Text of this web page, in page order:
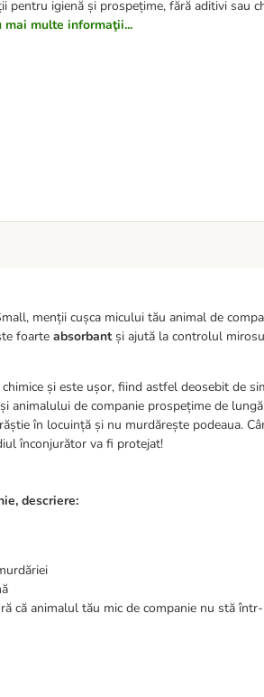
pentru igienă și prospețime, fără aditivi sau
mai multe informaţii...
menții cușca micului tău animal de
foarte absorbant și ajută la controlul
și este ușor, fiind astfel deosebit de
animalului de companie prospețime de
în locuință și nu murdărește podeaua.
înconjurător va fi protejat!
descriere:
că animalul tău mic de companie nu stă